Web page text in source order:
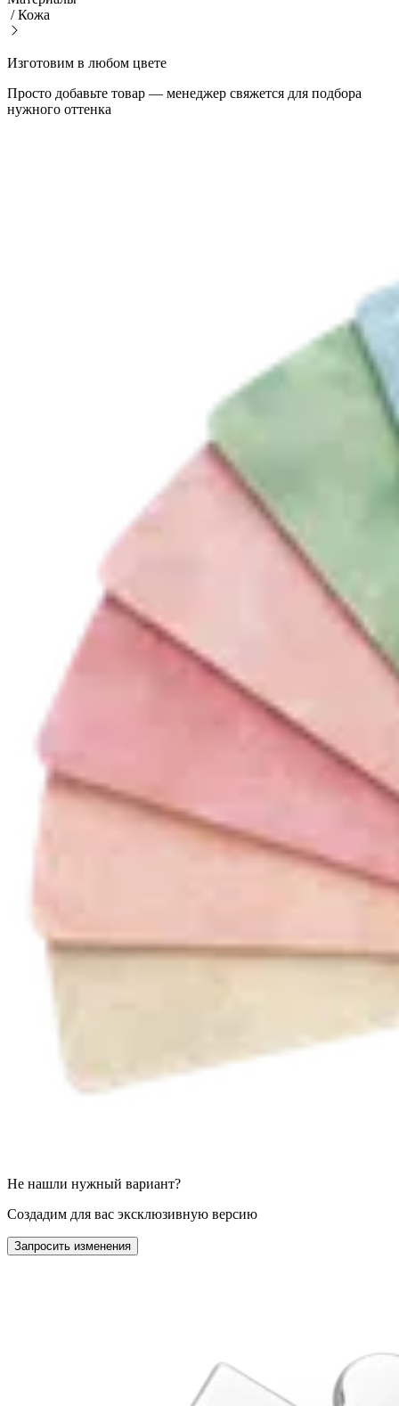
/Кожа
Изготовим в любом цвете
Просто добавьте товар — менеджер свяжется для подбора
нужного оттенка
Не нашли нужный вариант?
Создадим для вас эксклюзивную версию
Запросить изменения